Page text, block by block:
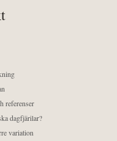
referenser
dagfjärilar?
variation